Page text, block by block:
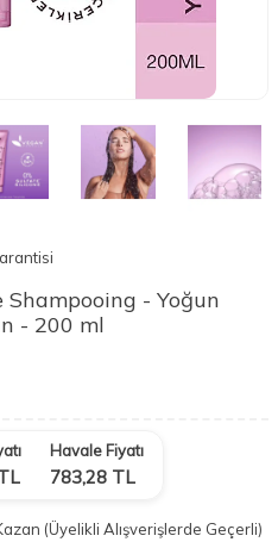
- Yoğun
- 200 ml
Havale Fiyatı
783,28 TL
(Üyelikli Alışverişlerde Geçerli)